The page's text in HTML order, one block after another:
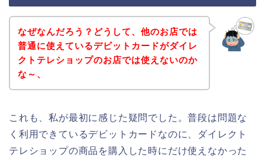
なぜなんだろう？どうして、他のお店では
普通に使えているデビットカードがダイレ
クトテレショップのお店では使えないのか
な～、
これも、私が最初に感じた疑問でした。普段は問題な
く利用できているデビットカードなのに、ダイレクト
テレショップの商品を購入した時にだけ使えなかった